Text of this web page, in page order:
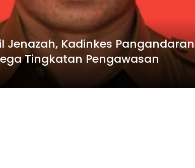
Jenazah, Kadinkes Pangandaran
Tingkatan Pengawasan